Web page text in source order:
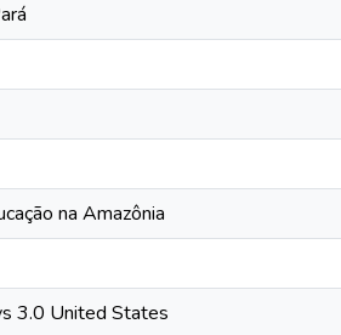
na Amazônia
3.0 United States